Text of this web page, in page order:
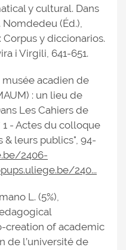
y cultural. Dans
Nomdedeu (Éd.),
y diccionarios.
i Virgili, 641-651.
musée acadien de
: un lieu de
Les Cahiers de
- Actes du colloque
& leurs publics", 94-
2406-
240...
L. (5%),
creation of academic
de l’université de